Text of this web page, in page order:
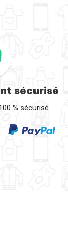
sécurisé
% sécurisé